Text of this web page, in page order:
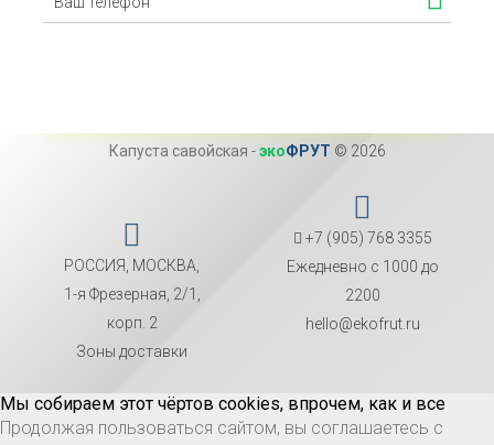
Капуста савойская -экоФРУТ © 2026
РОССИЯ, МОСКВА,
1-я Фрезерная, 2/1,
корп. 2
Зоны доставки
+7 (905) 768 3355
Ежедневно с 1000 до
2200
hello@ekofrut.ru
Мы собираем этот чёртов cookies, впрочем, как и все
Продолжая пользоваться сайтом, вы соглашаетесь с